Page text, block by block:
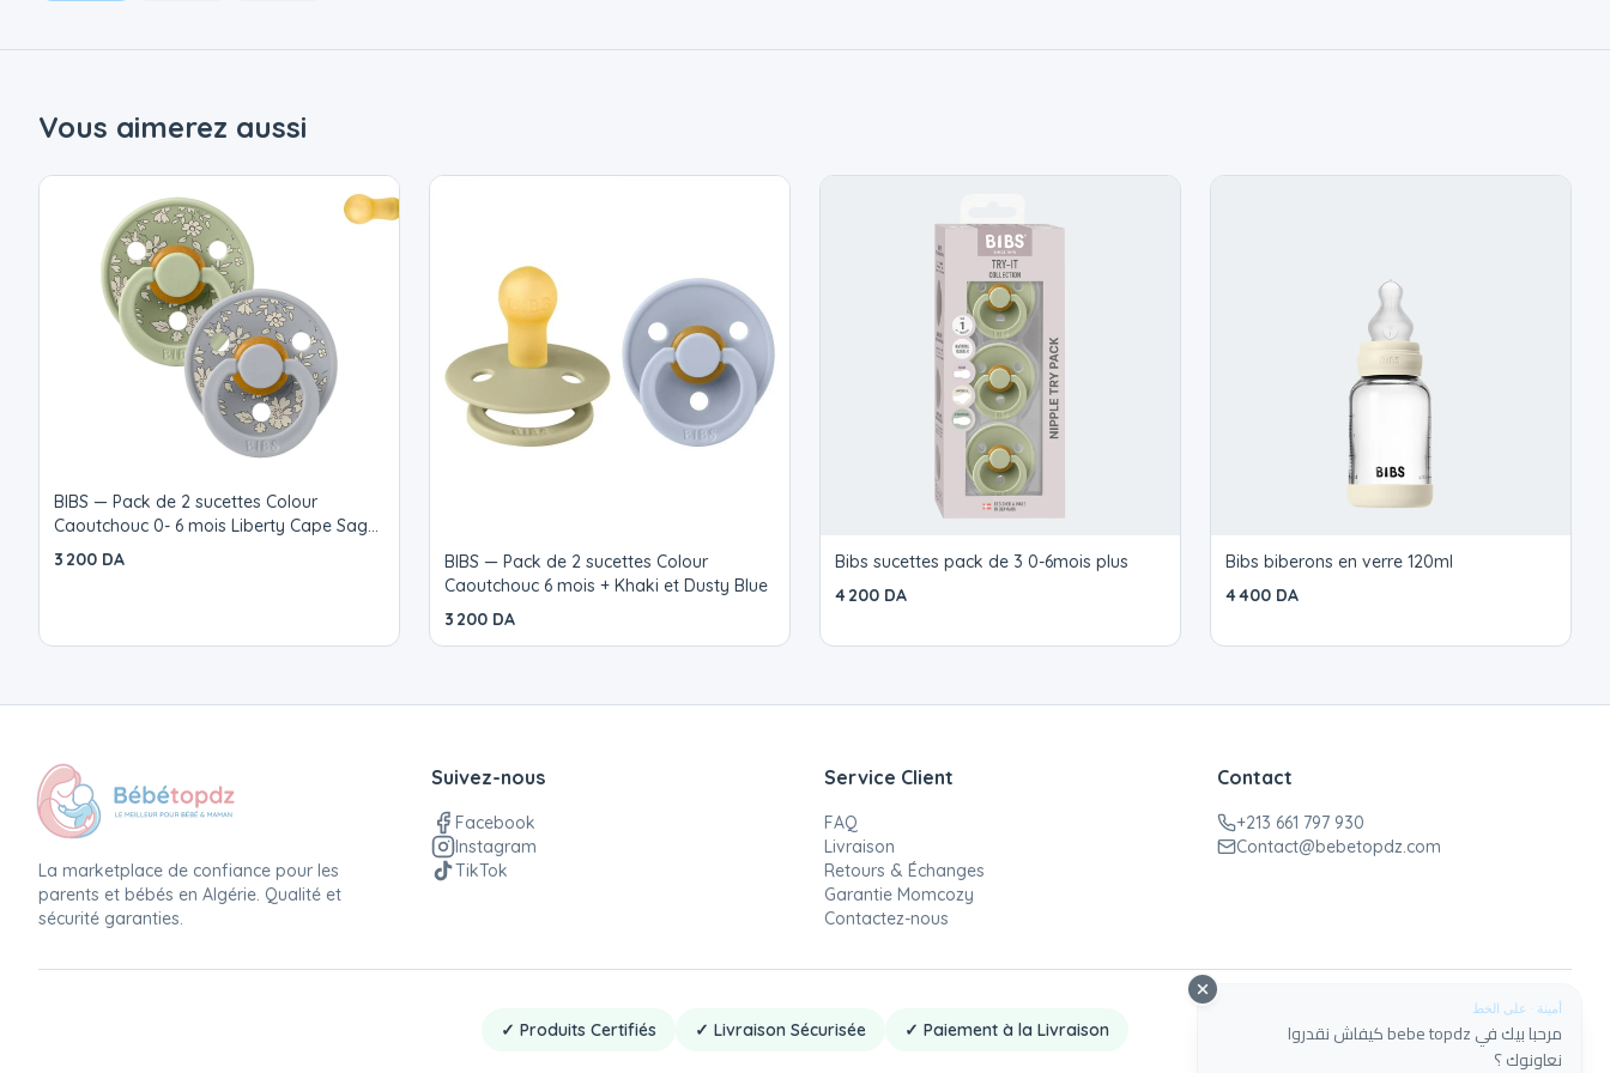
أمينة · على الخط
مرحبا بيك في bebe topdz كيفاش نقدروا
نعاونوك ؟
Sucettes Bibs 0-6 mois Ultra légère et indéformable Collerette aérée pour éviter les
Vous aimerez aussi
BIBS — Pack de 2 sucettes Colour
Caoutchouc 0- 6 mois Liberty Cape Sage
Mix
3 200 DA
BIBS — Pack de 2 sucettes Colour
Caoutchouc 6 mois + Khaki et Dusty Blue
3 200 DA
Bibs sucettes pack de 3 0-6mois plus
4 200 DA
Bibs biberons en verre 120ml
4 400 DA
La marketplace de confiance pour les
parents et bébés en Algérie. Qualité et
sécurité garanties.
Suivez-nous
Facebook
Instagram
TikTok
Service Client
FAQ
Livraison
Retours & Échanges
Garantie Momcozy
Contactez-nous
Contact
+213 661 797 930
Contact@bebetopdz.com
✓ Produits Certifiés ✓ Livraison Sécurisée ✓ Paiement à la Livraison